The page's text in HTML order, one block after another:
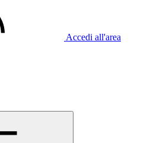
Accedi all'area